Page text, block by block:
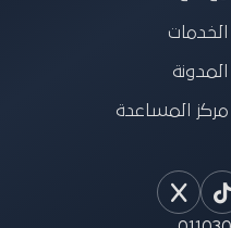
الخدمات
المدونة
مركز المساعدة